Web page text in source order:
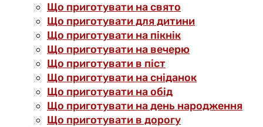
Що приготувати на свято
Що приготувати для дитини
Що приготувати на пікнік
Що приготувати на вечерю
Що приготувати в піст
Що приготувати на сніданок
Що приготувати на обід
Що приготувати на день народження
Що приготувати в дорогу